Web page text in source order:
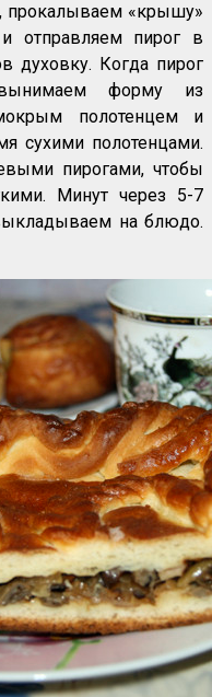
прокалываем «крышу»
отправляем пирог в
духовку. Когда пирог
вынимаем форму из
полотенцем и
сухими полотенцами.
пирогами, чтобы
Минут через 5-7
на блюдо.